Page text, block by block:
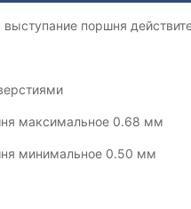
поршня
максимальное 0.68 мм
минимальное 0.50 мм